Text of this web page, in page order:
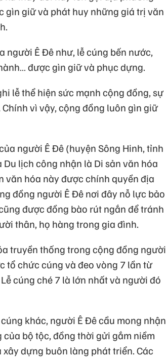
gìn giữ và phát huy những giá trị văn
người Ê Đê như, lễ cúng bến nước,
được gìn giữ và phục dựng.
lễ thể hiện sức mạnh cộng đồng, sự
vì vậy, cộng đồng luôn gìn giữ
người Ê Đê (huyện Sông Hinh, tỉnh
lịch công nhận là Di sản văn hóa
văn hóa này được chính quyền địa
đồng người Ê Đê nơi đây nỗ lực bảo
được đồng bào rút ngắn để tránh
thân, họ hàng trong gia đình.
truyền thống trong cộng đồng người
tổ chức cúng và đeo vòng 7 lần từ
cúng ché 7 là lớn nhất và người đó
khác, người Ê Đê cầu mong nhận
bộ tộc, đồng thời gửi gắm niềm
dựng buôn làng phát triển. Các